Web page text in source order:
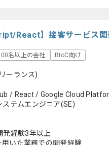
React】接客サービス
名以上の会社 BtoC向け
ーランス)
/ React / Google Cloud
テムエンジニア(SE)
発経験3年以上
いた業務での開発経験